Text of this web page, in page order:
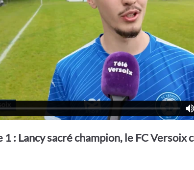
1 : Lancy sacré champion, le FC Versoix